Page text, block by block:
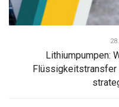
Lithiumpumpen:
Flüssigkeitstransfer